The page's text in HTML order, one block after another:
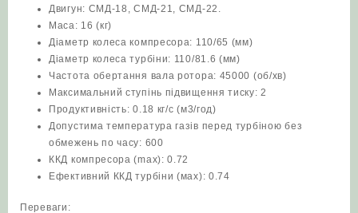
Двигун: СМД-18, СМД-21, СМД-22.
Маса: 16 (кг)
Діаметр колеса компресора: 110/65 (мм)
Діаметр колеса турбіни: 110/81.6 (мм)
Частота обертання вала ротора: 45000 (об/хв)
Максимальний ступінь підвищення тиску: 2
Продуктивність: 0.18 кг/с (м3/год)
Допустима температура газів перед турбіною без
обмежень по часу: 600
ККД компресора (max): 0.72
Ефективний ККД турбіни (мах): 0.74
Переваги: